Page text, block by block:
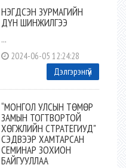
НЭГДСЭН ЗУРМАГИЙН
ДҮН ШИНЖИЛГЭЭ
...
2024-06-05 12:24:28
Дэлгэрэнгүй
“МОНГОЛ УЛСЫН ТӨМӨР
ЗАМЫН ТОГТВОРТОЙ
ХӨГЖЛИЙН СТРАТЕГИУД"
СЭДВЭЭР ХАМТАРСАН
СЕМИНАР ЗОХИОН
БАЙГУУЛЛАА